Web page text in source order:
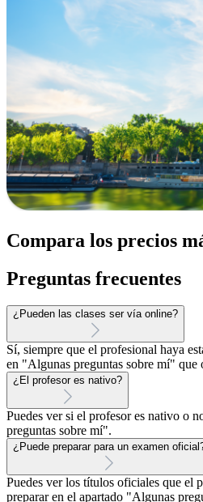
Compara los precios
Preguntas frecuentes
¿Pueden las clases ser vía online?
Sí, siempre que el profesional haya
en "Algunas preguntas sobre mí" que
¿El profesor es nativo?
Puedes ver si el profesor es nativo o
preguntas sobre mí".
¿Puede preparar para un examen
Puedes ver los títulos oficiales que el
preparar en el apartado "Algunas